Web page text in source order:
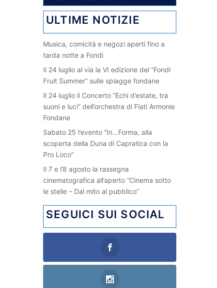
ULTIME NOTIZIE
Musica, comicità e negozi aperti fino a
tarda notte a Fondi
Il 24 luglio al via la VI edizione del “Fondi
Fruit Summer” sulle spiagge fondane
Il 24 luglio il Concerto “Echi d’estate, tra
suoni e luci” dell’orchestra di Fiati Armonie
Fondane
Sabato 25 l’evento “In…Forma, alla
scoperta della Duna di Capratica con la
Pro Loco”
Il 7 e l’8 agosto la rassegna
cinematografica all’aperto “Cinema sotto
le stelle – Dal mito al pubblico”
SEGUICI SUI SOCIAL